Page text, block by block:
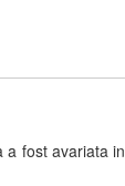
a fost avariata in